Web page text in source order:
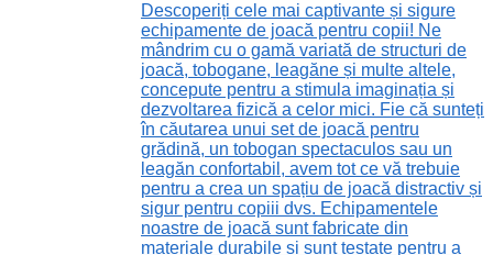
Descoperiți cele mai captivante și sigure
echipamente de joacă pentru copii! Ne
mândrim cu o gamă variată de structuri de
joacă, tobogane, leagăne și multe altele,
concepute pentru a stimula imaginația și
dezvoltarea fizică a celor mici. Fie că sunteți
în căutarea unui set de joacă pentru
grădină, un tobogan spectaculos sau un
leagăn confortabil, avem tot ce vă trebuie
pentru a crea un spațiu de joacă distractiv și
sigur pentru copiii dvs. Echipamentele
noastre de joacă sunt fabricate din
materiale durabile și sunt testate pentru a